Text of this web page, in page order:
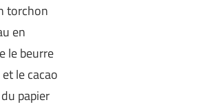
torchon
en
le beurre
le cacao
papier